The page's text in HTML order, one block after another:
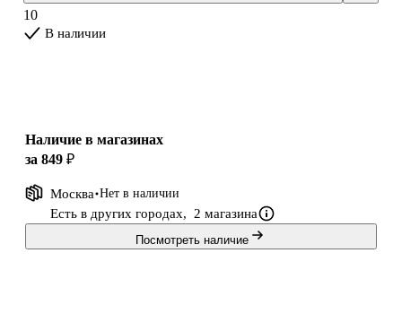
10
В наличии
Наличие в магазинах
за 849 ₽
Москва Нет в наличии
Есть в других городах, 2 магазина
Посмотреть наличие